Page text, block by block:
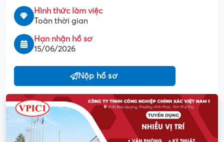
Hình thức làm việc
Toàn thời gian
Hạn nhận hồ sơ
15/06/2026
Nộp hồ sơ